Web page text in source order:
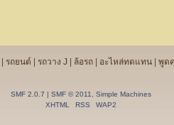
รถยนต์ รถวาง J ล้อรถ อะไหล่ทดแทน |พูด
SMF 2.0.7 |SMF © 2011 ,Simple Machines
XHTML
RSS WAP2